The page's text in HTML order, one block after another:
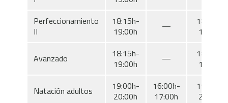
Perfeccionamiento
II
18:15h-
19:00h
—
18:15h-
19:00h
Avanzado
18:15h-
19:00h
—
18:15h-
19:00h
Natación adultos
19:00h-
20:00h
16:00h-
17:00h
19:00h-
20:00h